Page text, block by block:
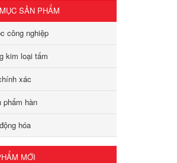
SẢN PHẨM
công nghiệp
kim loại tấm
xác
hàn
hóa
MỚI